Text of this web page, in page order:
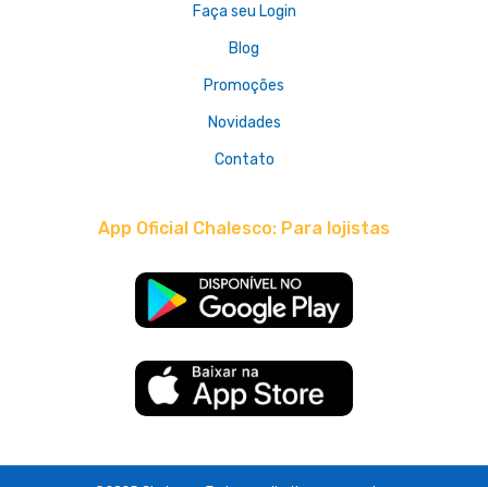
Faça seu Login
Blog
Promoções
Novidades
Contato
App Oficial Chalesco: Para lojistas